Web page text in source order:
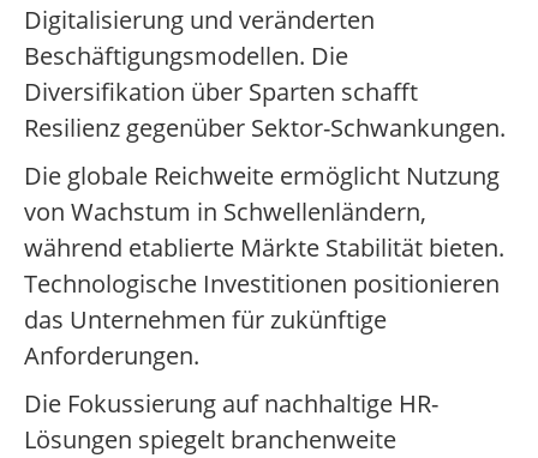
Digitalisierung und veränderten
Beschäftigungsmodellen. Die
Diversifikation über Sparten schafft
Resilienz gegenüber Sektor-Schwankungen.
Die globale Reichweite ermöglicht Nutzung
von Wachstum in Schwellenländern,
während etablierte Märkte Stabilität bieten.
Technologische Investitionen positionieren
das Unternehmen für zukünftige
Anforderungen.
Die Fokussierung auf nachhaltige HR-
Lösungen spiegelt branchenweite